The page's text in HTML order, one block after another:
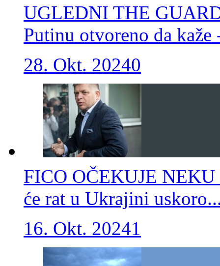
UGLEDNI THE
Putinu otvoreno da
28. Okt. 20240
FICO OČEKUJE
će rat u Ukrajini
16. Okt. 20241